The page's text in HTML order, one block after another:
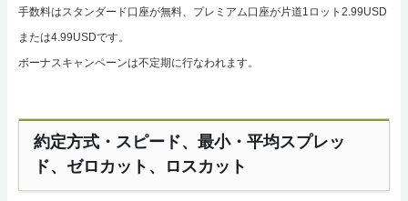
手数料はスタンダード口座が無料、プレミアム口座が片道1ロット2.99USD
または4.99USDです。
ボーナスキャンペーンは不定期に行なわれます。
約定方式・スピード、最小・平均スプレッ
ド、ゼロカット、ロスカット